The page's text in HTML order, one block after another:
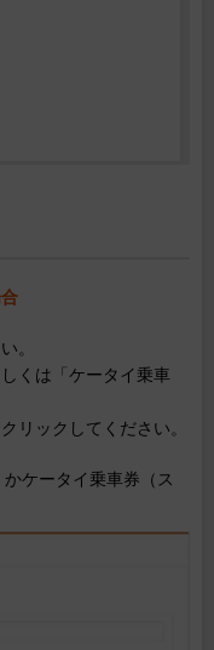
。
くは「ケータイ乗車
リックしてください。
ケータイ乗車券（ス